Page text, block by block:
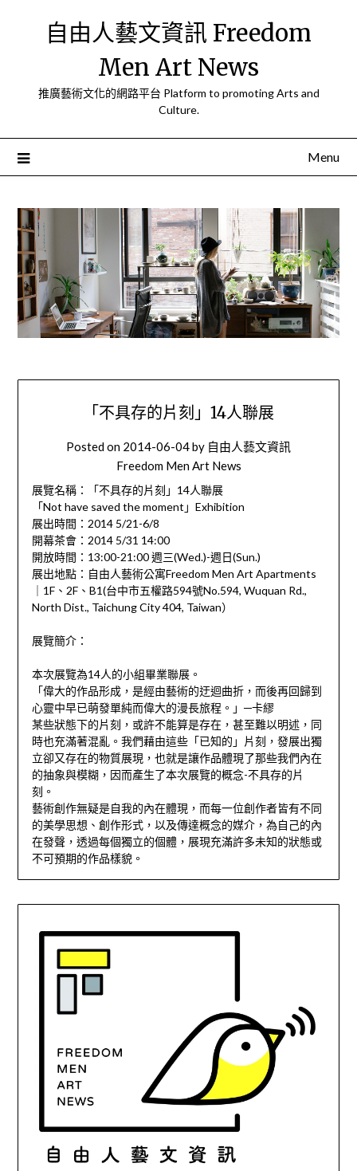
自由人藝文資訊 Freedom
Men Art News
推廣藝術文化的網路平台 Platform to promoting Arts and
Culture.
Menu
「不具存的片刻」14人聯展
Posted on 2014-06-04by 自由人藝文資訊
Freedom Men Art News
展覽名稱：「不具存的片刻」14人聯展
「Not have saved the moment」Exhibition
展出時間：2014 5/21-6/8
開幕茶會：2014 5/31 14:00
開放時間：13:00-21:00 週三(Wed.)-週日(Sun.)
展出地點：自由人藝術公寓Freedom Men Art Apartments
｜1F、2F、B1(台中市五權路594號No.594, Wuquan Rd.,
North Dist., Taichung City 404, Taiwan）
展覽簡介：
本次展覽為14人的小組畢業聯展。
「偉大的作品形成，是經由藝術的迂迴曲折，而後再回歸到
心靈中早已萌發單純而偉大的漫長旅程。」─卡繆
某些狀態下的片刻，或許不能算是存在，甚至難以明述，同
時也充滿著混亂。我們藉由這些「已知的」片刻，發展出獨
立卻又存在的物質展現，也就是讓作品體現了那些我們內在
的抽象與模糊，因而產生了本次展覽的概念-不具存的片
刻。
藝術創作無疑是自我的內在體現，而每一位創作者皆有不同
的美學思想、創作形式，以及傳達概念的媒介，為自己的內
在發聲，透過每個獨立的個體，展現充滿許多未知的狀態或
不可預期的作品樣貌。